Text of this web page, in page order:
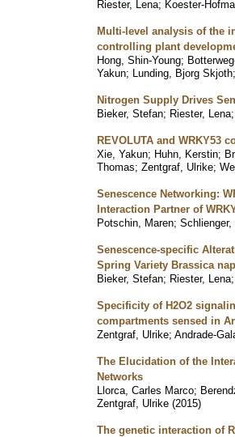
Riester, Lena; Koester-
Multi-level analysis of the
controlling plant
Hong, Shin-Young;
Yakun; Lunding, Bjorg Skjoth
Nitrogen Supply Drives
Bieker, Stefan; Riester, Lena
REVOLUTA and WRKY53
Xie, Yakun; Huhn, Kerstin;
Thomas; Zentgraf, Ulrike;
Senescence Networking:
Interaction Partner of
Potschin, Maren; Schlienger,
Senescence-specific
Spring Variety Brassica
Bieker, Stefan; Riester, Lena
Specificity of H2O2
compartments sensed in
Zentgraf, Ulrike; Andrade-
The Elucidation of the
Networks
Llorca, Carles Marco;
Zentgraf, Ulrike (2015)
The genetic interaction of